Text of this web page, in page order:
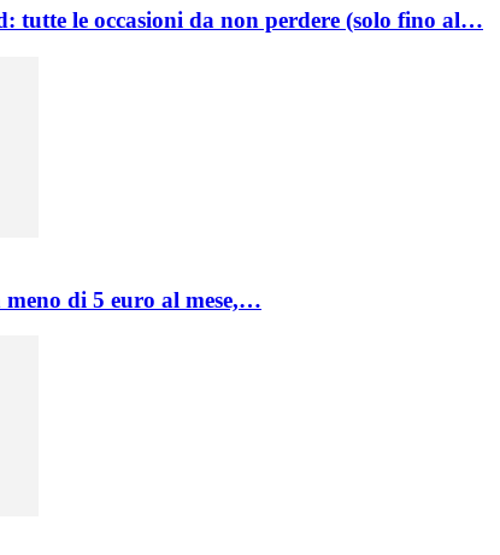
tutte le occasioni da non perdere (solo fino al…
di 5 euro al mese,…